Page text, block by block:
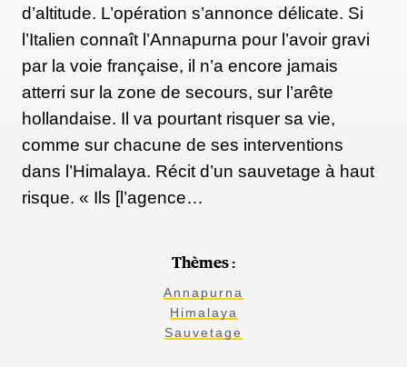
d’altitude. L’opération s’annonce délicate. Si
l’Italien connaît l’Annapurna pour l’avoir gravi
par la voie française, il n’a encore jamais
atterri sur la zone de secours, sur l’arête
hollandaise. Il va pourtant risquer sa vie,
comme sur chacune de ses interventions
dans l’Himalaya. Récit d’un sauvetage à haut
risque. « Ils [l’agence…
Thèmes :
Annapurna
Himalaya
Sauvetage